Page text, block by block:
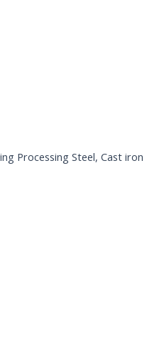
Processing Steel, Cast iron